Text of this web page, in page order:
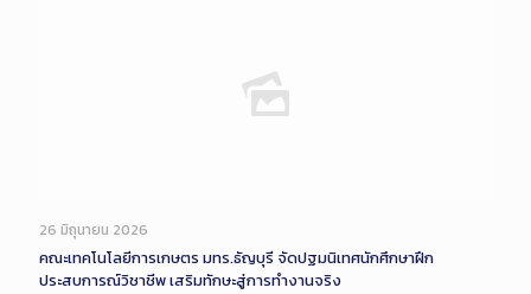
26 มิถุนายน 2026
คณะเทคโนโลยีการเกษตร มทร.ธัญบุรี จัดปฐมนิเทศนักศึกษาฝึก
ประสบการณ์วิชาชีพ เสริมทักษะสู่การทำงานจริง